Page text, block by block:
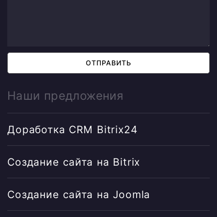
ОТПРАВИТЬ
Наши предложения
Доработка CRM Bitrix24
Создание сайта на Bitrix
Создание сайта на Joomla